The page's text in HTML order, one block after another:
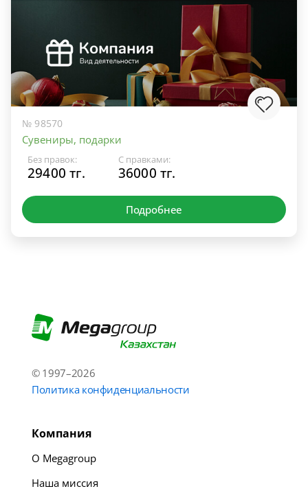
№ 98570
Сувениры, подарки
Без правок:
29400 тг.
С правками:
36000 тг.
Подробнее
© 1997–2026
Политика конфиденциальности
Компания
О Megagroup
Наша миссия